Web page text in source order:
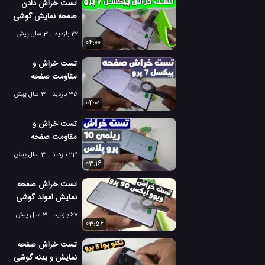
تست خراش دادن
صفحه نمایش گوشی
گوگل پیکسل 7 پرو
22 بازدید
3 سال پیش
04:00
تست خراش و
مقاومت صفحه
نمایش گوگل پیکسل
35 بازدید
3 سال پیش
04:01
تست خراش و
مقاومت صفحه
نمایش گوشی ریلمی
221 بازدید
3 سال پیش
03:16
تست خراش صفحه
نمایش امولد گوشی
ویوو ایکس 90 پرو
67 بازدید
3 سال پیش
03:56
تست خراش صفحه
نمایش و بدنه گوشی